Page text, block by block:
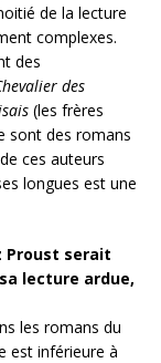
de la lecture
complexes.
des
des
(les frères
sont des romans
ces auteurs
longues est une
Proust serait
lecture ardue,
les romans du
est inférieure à